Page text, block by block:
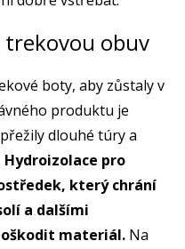
trekovou obuv
boty, aby zůstaly v
produktu je
dlouhé túry a
Hydroizolace pro
který chrání
a dalšími
materiál. Na